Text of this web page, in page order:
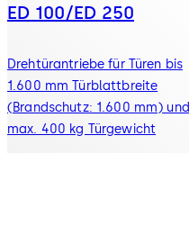
ED 100/ED 250
Drehtürantriebe für Türen bis
1.600 mm Türblattbreite
(Brandschutz: 1.600 mm) und
max. 400 kg Türgewicht